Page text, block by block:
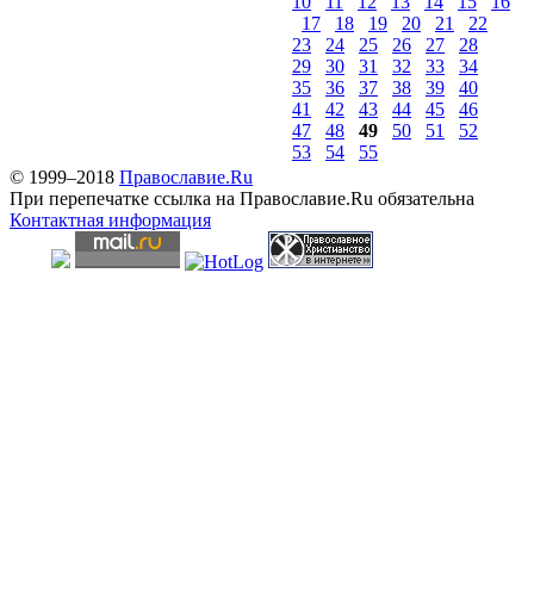
17
18 19 20 21
22
23
24 25 26 27
28
29
30 31 32 33
34
35
36 37 38 39
40
41
42 43 44 45
46
47
48 49 50 51
52
53
54
55
© 1999–2018 Православие.Ru
При перепечатке ссылка на Православие.Ru обязательна
Контактная информация